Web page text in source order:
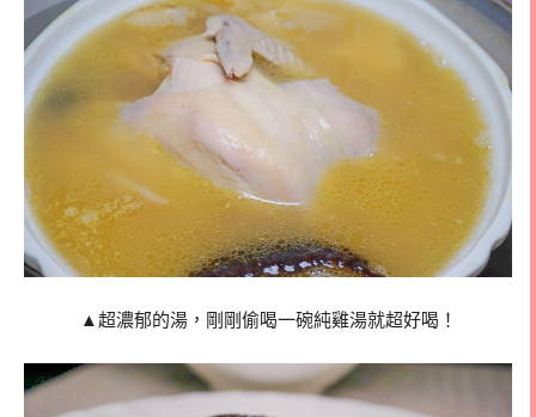
▲超濃郁的湯，剛剛偷喝一碗純雞湯就超好喝！